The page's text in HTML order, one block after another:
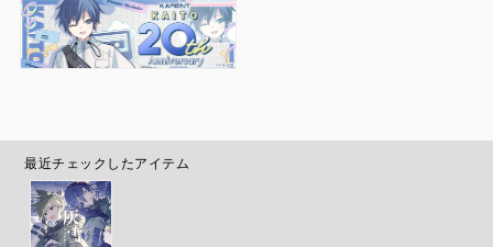
最近チェックしたアイテム